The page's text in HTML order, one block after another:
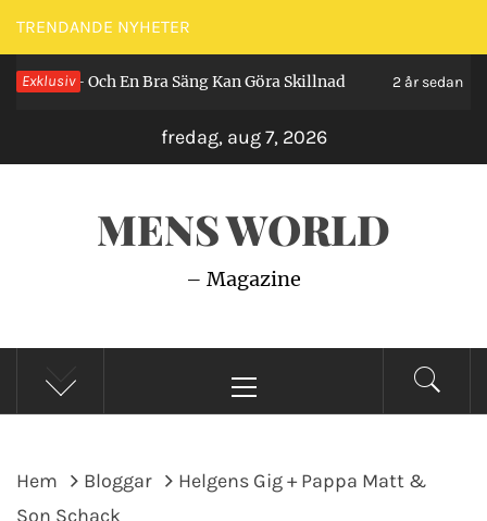
Hoppa
till
innehåll
TRENDANDE NYHETER
Exklusiv
En Bra Säng Kan Göra Skillnad 2 år sedan Så Gör du
fredag, aug 7, 2026
MENS WORLD
– Magazine
meny
Hem Bloggar
Helgens Gig + Pappa Matt &
Son Schack